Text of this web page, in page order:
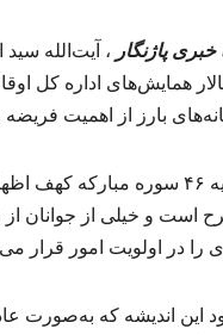
خبری پاژنگار ، آیت‌الله
همایش‌های اداره کل
بارز از اهمیت
وی با اشاره به آیه ۴۶
است و خیلی از جوانان از
را در اولویت امور قرار
این اندیشه که به‌صورت